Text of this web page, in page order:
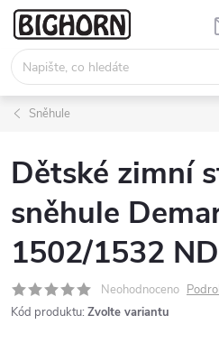
Přejít
obsah
Sněhule
Dětské zimní
sněhule
1502/1532
Neohodnoceno
Kód produktu: Zvolte variantu